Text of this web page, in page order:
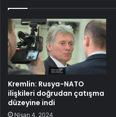
Kremlin: Rusya-NATO
ilişkileri doğrudan çatışma
düzeyine indi
Nisan 4, 2024